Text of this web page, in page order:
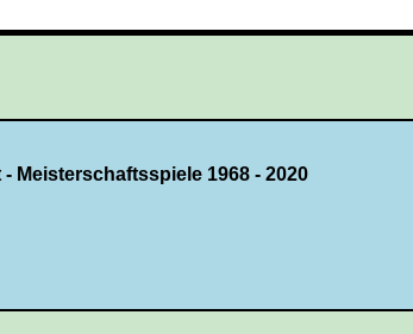
Meisterschaftsspiele 1968 - 2020